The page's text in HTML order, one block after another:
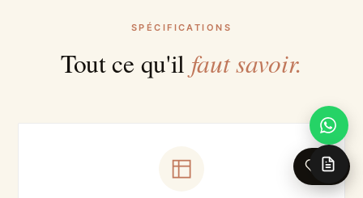
SPÉCIFICATIONS
Tout ce qu'il faut savoir.
0